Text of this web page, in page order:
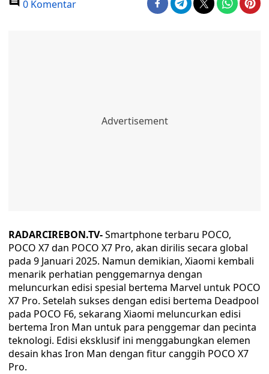
0 Komentar
RADARCIREBON.TV-Smartphone terbaru POCO,
POCO X7 dan POCO X7 Pro, akan dirilis secara global
pada 9 Januari 2025. Namun demikian, Xiaomi kembali
menarik perhatian penggemarnya dengan
meluncurkan edisi spesial bertema Marvel untuk POCO
X7 Pro. Setelah sukses dengan edisi bertema Deadpool
pada POCO F6, sekarang Xiaomi meluncurkan edisi
bertema Iron Man untuk para penggemar dan pecinta
teknologi. Edisi eksklusif ini menggabungkan elemen
desain khas Iron Man dengan fitur canggih POCO X7
Pro.